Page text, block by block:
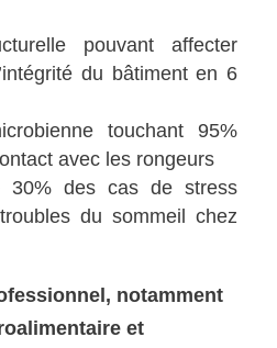
pouvant affecter
du bâtiment en 6
touchant 95%
avec les rongeurs
30% des cas de stress
du sommeil chez
notamment
et